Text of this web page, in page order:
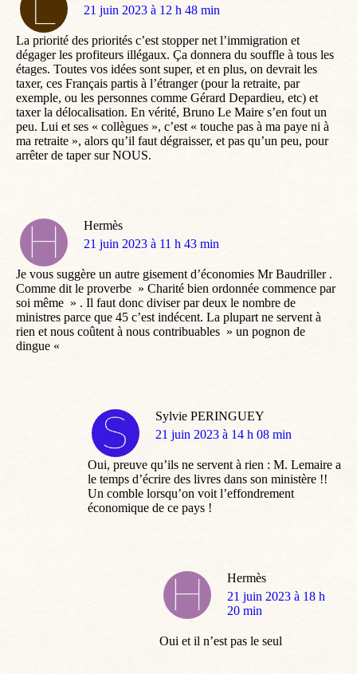
dit
21 juin 2023 à 12 h 48 min
La priorité des priorités c’est stopper net l’immigration et
dégager les profiteurs illégaux. Ça donnera du souffle à tous les
étages. Toutes vos idées sont super, et en plus, on devrait les
taxer, ces Français partis à l’étranger (pour la retraite, par
exemple, ou les personnes comme Gérard Depardieu, etc) et
taxer la délocalisation. En vérité, Bruno Le Maire s’en fout un
peu. Lui et ses « collègues », c’est « touche pas à ma paye ni à
ma retraite », alors qu’il faut dégraisser, et pas qu’un peu, pour
arrêter de taper sur NOUS.
Hermès
dit
21 juin 2023 à 11 h 43 min
Je vous suggère un autre gisement d’économies Mr Baudriller .
Comme dit le proverbe » Charité bien ordonnée commence par
soi même » . Il faut donc diviser par deux le nombre de
ministres parce que 45 c’est indécent. La plupart ne servent à
rien et nous coûtent à nous contribuables » un pognon de
dingue «
Sylvie PERINGUEY
dit
21 juin 2023 à 14 h 08 min
Oui, preuve qu’ils ne servent à rien : M. Lemaire a
le temps d’écrire des livres dans son ministère !!
Un comble lorsqu’on voit l’effondrement
économique de ce pays !
Hermès
dit
:
21 juin 2023 à 18 h
20 min
Oui et il n’est pas le seul